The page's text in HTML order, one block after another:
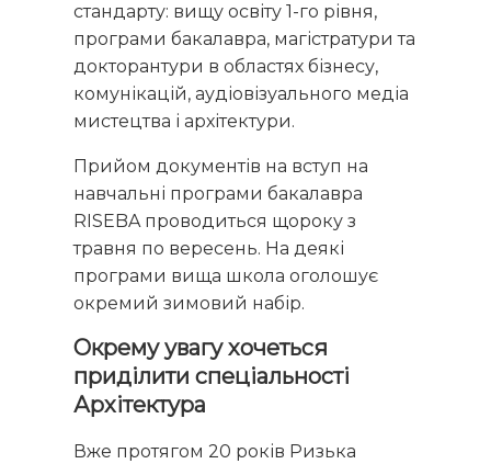
стандарту: вищу освіту 1-го рівня,
програми бакалавра, магістратури та
докторантури в областях бізнесу,
комунікацій, аудіовізуального медіа
мистецтва і архітектури.
Прийом документів на вступ на
навчальні програми бакалавра
RISEBA проводиться щороку з
травня по вересень. На деякі
програми вища школа оголошує
окремий зимовий набір.
Окрему увагу хочеться
приділити спеціальності
Архітектура
Вже протягом 20 років Ризька